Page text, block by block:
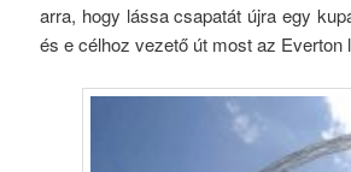
arra, hogy lássa csapatát újra egy
és e célhoz vezető út most az Everton